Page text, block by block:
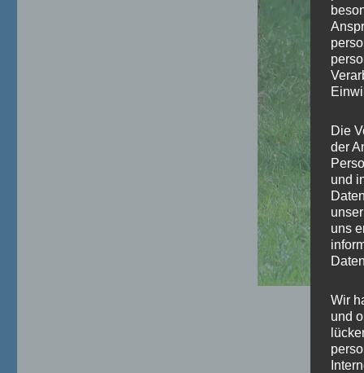
Die
der
und
uns
Wir
und